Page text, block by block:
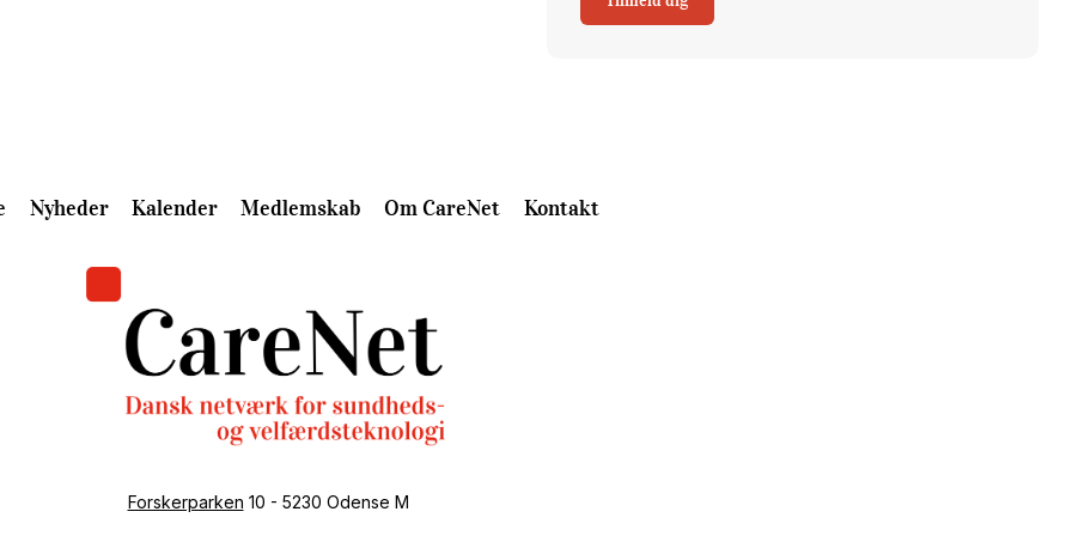
Nyheder Kalender Medlemskab Om CareNet Kontakt
Forskerparken 10 - 5230 Odense M